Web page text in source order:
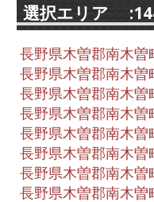
選択エリア
長野県木曽郡南木曽
長野県木曽郡南木曽
長野県木曽郡南木曽
長野県木曽郡南木曽
長野県木曽郡南木曽
長野県木曽郡南木曽
長野県木曽郡南木曽
長野県木曽郡南木曽